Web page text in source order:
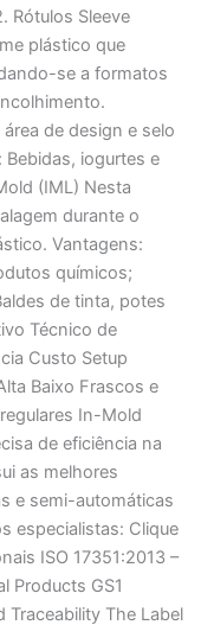
Rótulos Sleeve
plástico que
se a formatos
de design e selo
iogurtes e
(IML) Nesta
durante o
Vantagens:
químicos;
de tinta, potes
Técnico de
Custo Setup
Baixo Frascos e
In-Mold
de eficiência na
as melhores
e semi-automáticas
especialistas: Clique
ISO 17351:2013 –
Products GS1
Traceability The Label